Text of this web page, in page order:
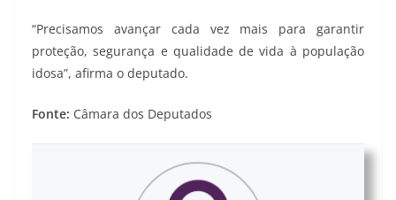
“Precisamos avançar cada vez mais para garantir
proteção, segurança e qualidade de vida à população
idosa”, afirma o deputado.
Fonte: Câmara dos Deputados